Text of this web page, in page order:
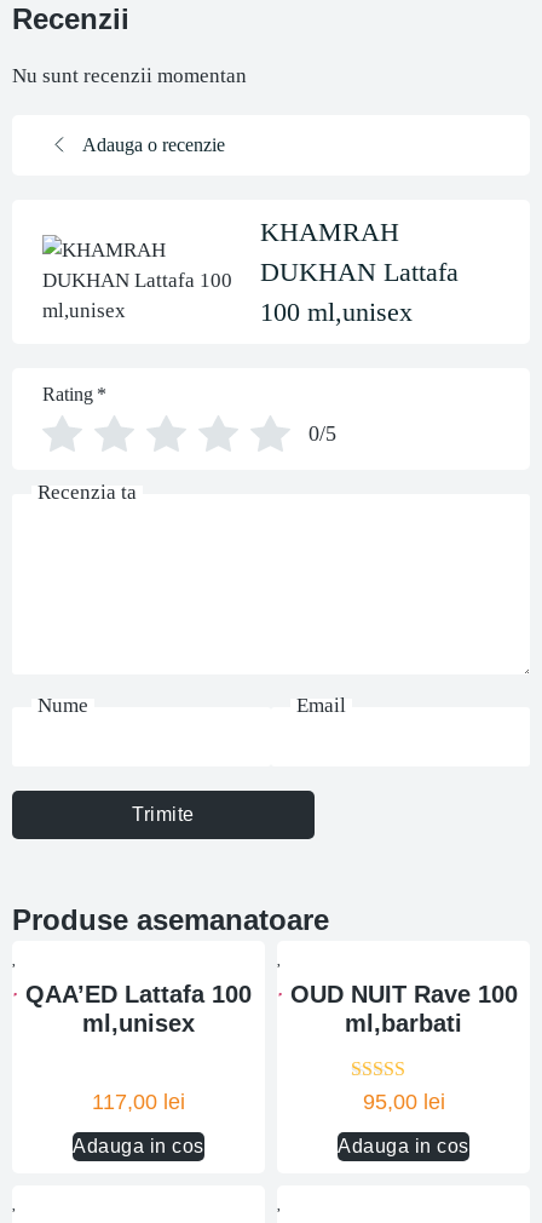
Recenzii
Nu sunt recenzii momentan
Adauga o recenzie
KHAMRAH
DUKHAN Lattafa
100 ml,unisex
Rating *
0/5
Recenzia ta
Nume Email
Trimite
Produse asemanatoare
QAA’ED Lattafa 100
ml,unisex
117,00 lei
Adauga in cos
OUD NUIT Rave 100
ml,barbati
95,00 lei
Adauga in cos
Evaluat la
5.00